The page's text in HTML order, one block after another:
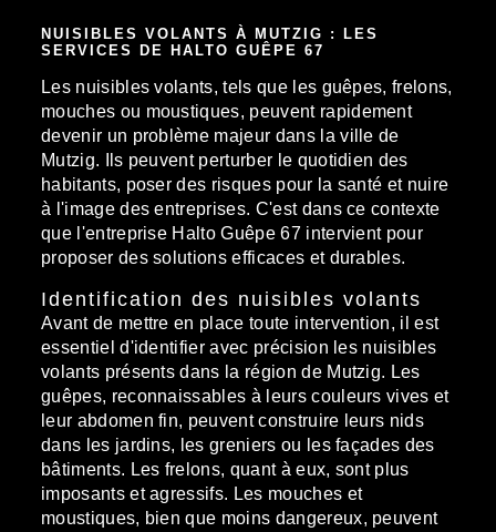
NUISIBLES VOLANTS À MUTZIG : LES
SERVICES DE HALTO GUÊPE 67
Les nuisibles volants, tels que les guêpes, frelons,
mouches ou moustiques, peuvent rapidement
devenir un problème majeur dans la ville de
Mutzig. Ils peuvent perturber le quotidien des
habitants, poser des risques pour la santé et nuire
à l'image des entreprises. C'est dans ce contexte
que l'entreprise Halto Guêpe 67 intervient pour
proposer des solutions efficaces et durables.
Identification des nuisibles volants
Avant de mettre en place toute intervention, il est
essentiel d'identifier avec précision les nuisibles
volants présents dans la région de Mutzig. Les
guêpes, reconnaissables à leurs couleurs vives et
leur abdomen fin, peuvent construire leurs nids
dans les jardins, les greniers ou les façades des
bâtiments. Les frelons, quant à eux, sont plus
imposants et agressifs. Les mouches et
moustiques, bien que moins dangereux, peuvent